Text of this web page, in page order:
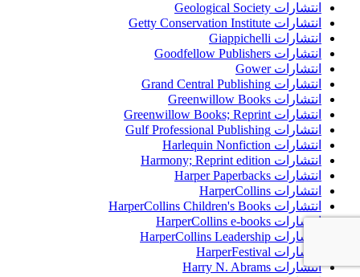
انتشارات Geological Society
انتشارات Getty Conservation Institute
انتشارات Giappichelli
انتشارات Goodfellow Publishers
انتشارات Gower
انتشارات Grand Central Publishing
انتشارات Greenwillow Books
انتشارات Greenwillow Books; Reprint
انتشارات Gulf Professional Publishing
انتشارات Harlequin Nonfiction
انتشارات Harmony; Reprint edition
انتشارات Harper Paperbacks
انتشارات HarperCollins
انتشارات HarperCollins Children's Books
انتشارات HarperCollins e-books
انتشارات HarperCollins Leadership
انتشارات HarperFestival
انتشارات Harry N. Abrams